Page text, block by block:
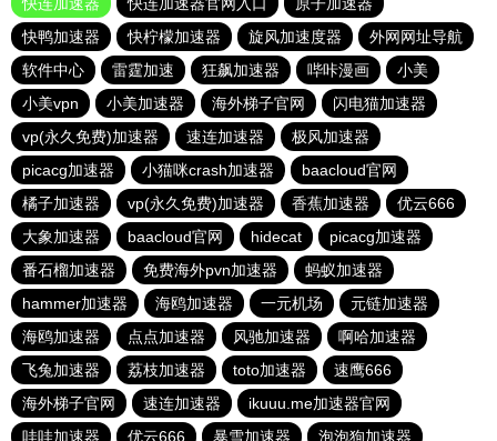
快连加速器
快连加速器官网入口
原子加速器
快鸭加速器
快柠檬加速器 旋风加速度器
外网网址导航
软件中心
雷霆加速 狂飙加速器 哔咔漫画
小美
小美vpn
小美加速器 海外梯子官网
闪电猫加速器
vp(永久免费)加速器
速连加速器
极风加速器
picacg加速器
小猫咪crash加速器
baacloud官网
橘子加速器
vp(永久免费)加速器 香蕉加速器
优云666
大象加速器
baacloud官网 hidecat
picacg加速器
番石榴加速器
免费海外pvn加速器
蚂蚁加速器
hammer加速器
海鸥加速器 一元机场
元链加速器
海鸥加速器
点点加速器 风驰加速器
啊哈加速器
飞兔加速器
荔枝加速器 toto加速器
速鹰666
海外梯子官网
速连加速器
ikuuu.me加速器官网
哇哇加速器
优云666 暴雪加速器 泡泡狗加速器